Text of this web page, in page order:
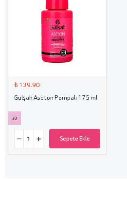
₺ 139.90
Gülşah Aseton Pompalı 175 ml
20
Sepete Ekle